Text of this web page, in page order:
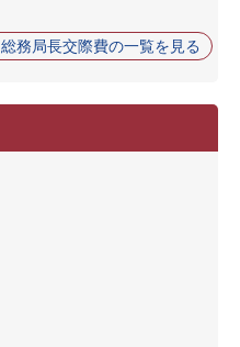
総務局長交際費の一覧を見る